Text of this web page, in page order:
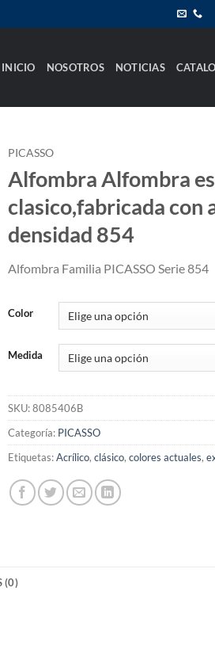
INICIO NOSOTROS NOTICIAS
PICASSO
Alfombra Alfombra
clasico,fabricada con
densidad 854
Alfombra Familia PICASSO Serie 854
Color
Medida
SKU:8085406B
Categoría: PICASSO
Etiquetas:Acrílico,clásico,colores actuales,
(0)